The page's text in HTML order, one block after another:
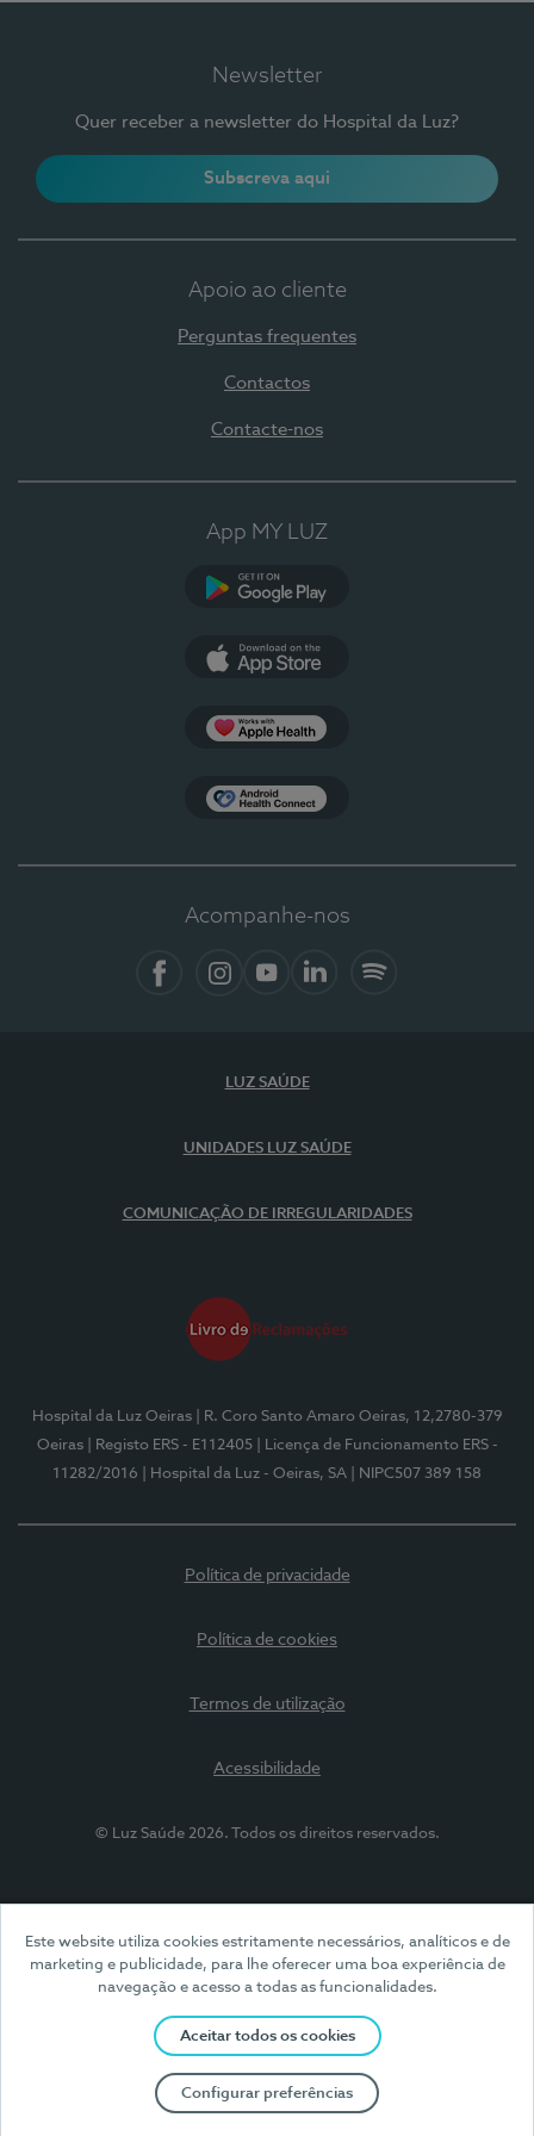
Este website utiliza cookies estritamente necessários, analíticos e de
marketing e publicidade, para lhe oferecer uma boa experiência de
navegação e acesso a todas as funcionalidades.
Aceitar todos os cookies
Configurar preferências
Newsletter
Quer receber a newsletter do Hospital da Luz?
Subscreva aqui
Apoio ao cliente
Perguntas frequentes
Contactos
Contacte-nos
App MY LUZ
Acompanhe-nos
LUZ SAÚDE
UNIDADES LUZ SAÚDE
COMUNICAÇÃO DE IRREGULARIDADES
Hospital da Luz Oeiras
| R. Coro Santo Amaro Oeiras, 12,2780-379
Oeiras
| Registo ERS - E112405
| Licença de Funcionamento ERS -
11282/2016
| Hospital da Luz - Oeiras, SA | NIPC507 389 158
Política de privacidade
Política de cookies
Termos de utilização
Acessibilidade
© Luz Saúde 2026. Todos os direitos reservados.